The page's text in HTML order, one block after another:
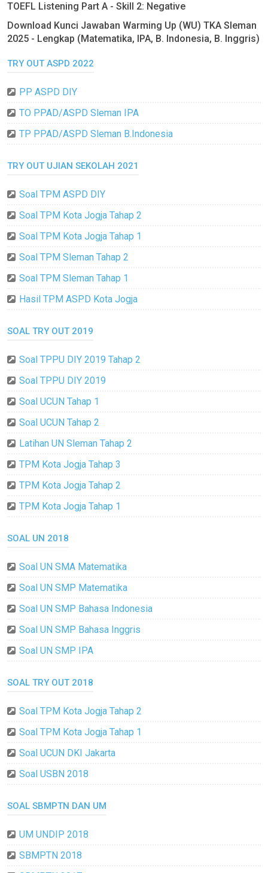
TOEFL Listening Part A - Skill 2: Negative
Download Kunci Jawaban Warming Up (WU) TKA Sleman
2025 - Lengkap (Matematika, IPA, B. Indonesia, B. Inggris)
TRY OUT ASPD 2022
PP ASPD DIY
TO PPAD/ASPD Sleman IPA
TP PPAD/ASPD Sleman B.Indonesia
TRY OUT UJIAN SEKOLAH 2021
Soal TPM ASPD DIY
Soal TPM Kota Jogja Tahap 2
Soal TPM Kota Jogja Tahap 1
Soal TPM Sleman Tahap 2
Soal TPM Sleman Tahap 1
Hasil TPM ASPD Kota Jogja
SOAL TRY OUT 2019
Soal TPPU DIY 2019 Tahap 2
Soal TPPU DIY 2019
Soal UCUN Tahap 1
Soal UCUN Tahap 2
Latihan UN Sleman Tahap 2
TPM Kota Jogja Tahap 3
TPM Kota Jogja Tahap 2
TPM Kota Jogja Tahap 1
SOAL UN 2018
Soal UN SMA Matematika
Soal UN SMP Matematika
Soal UN SMP Bahasa Indonesia
Soal UN SMP Bahasa Inggris
Soal UN SMP IPA
SOAL TRY OUT 2018
Soal TPM Kota Jogja Tahap 2
Soal TPM Kota Jogja Tahap 1
Soal UCUN DKI Jakarta
Soal USBN 2018
SOAL SBMPTN DAN UM
UM UNDIP 2018
SBMPTN 2018